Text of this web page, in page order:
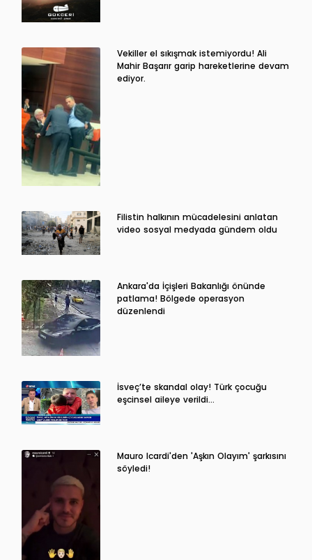
Vekiller el sıkışmak istemiyordu! Ali
Mahir Başarır garip hareketlerine devam
ediyor.
Filistin halkının mücadelesini anlatan
video sosyal medyada gündem oldu
Ankara'da İçişleri Bakanlığı önünde
patlama! Bölgede operasyon
düzenlendi
İsveç’te skandal olay! Türk çocuğu
eşcinsel aileye verildi…
Mauro Icardi'den 'Aşkın Olayım' şarkısını
söyledi!